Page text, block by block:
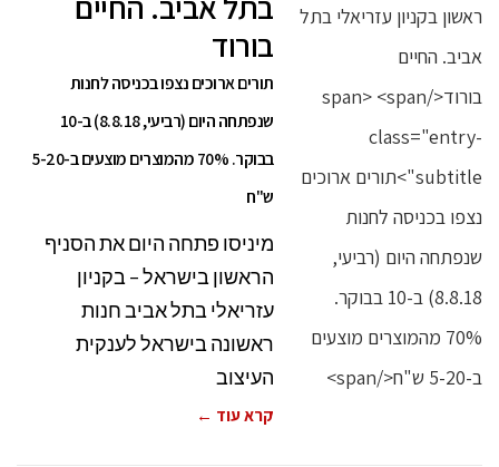
בורוד
תורים ארוכים נצפו בכניסה לחנות
שנפתחה היום (רביעי, 8.8.18) ב-10
בבוקר. 70% מהמוצרים מוצעים ב-5-20
ש"ח
מיניסו פתחה היום את הסניף
הראשון בישראל – בקניון
עזריאלי בתל אביב חנות
ראשונה בישראל לענקית
העיצוב
קרא עוד ←